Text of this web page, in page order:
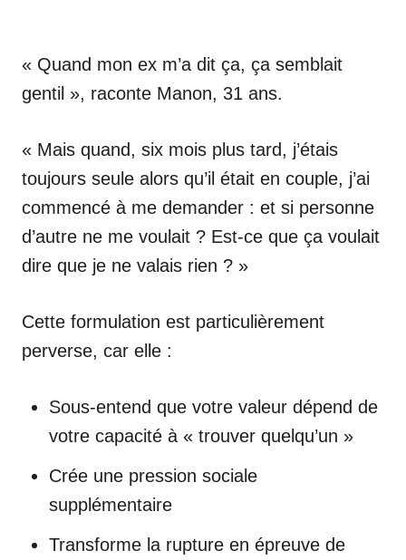
« Quand mon ex m’a dit ça, ça semblait
gentil », raconte Manon, 31 ans.
« Mais quand, six mois plus tard, j’étais
toujours seule alors qu’il était en couple, j’ai
commencé à me demander : et si personne
d’autre ne me voulait ? Est-ce que ça voulait
dire que je ne valais rien ? »
Cette formulation est particulièrement
perverse, car elle :
Sous-entend que votre valeur dépend de
votre capacité à « trouver quelqu’un »
Crée une pression sociale
supplémentaire
Transforme la rupture en épreuve de